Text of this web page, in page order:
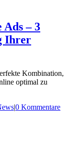
Ads – 3
Ihrer
Kombination,
optimal zu
|0 Kommentare